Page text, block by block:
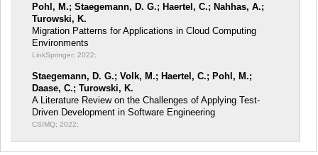
Pohl, M.; Staegemann, D. G.; Haertel, C.; Nahhas, A.;
Turowski, K.
Migration Patterns for Applications in Cloud Computing
Environments
LinkSpringer; 2022;
Staegemann, D. G.; Volk, M.; Haertel, C.; Pohl, M.;
Daase, C.; Turowski, K.
A Literature Review on the Challenges of Applying Test-
Driven Development in Software Engineering
CSIMQ; 2022;